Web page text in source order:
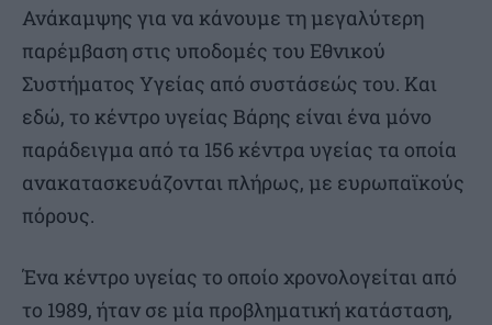
Ανάκαμψης για να κάνουμε τη μεγαλύτερη
παρέμβαση στις υποδομές του Εθνικού
Συστήματος Υγείας από συστάσεώς του. Και
εδώ, το κέντρο υγείας Βάρης είναι ένα μόνο
παράδειγμα από τα 156 κέντρα υγείας τα οποία
ανακατασκευάζονται πλήρως, με ευρωπαϊκούς
πόρους.
Ένα κέντρο υγείας το οποίο χρονολογείται από
το 1989, ήταν σε μία προβληματική κατάσταση,